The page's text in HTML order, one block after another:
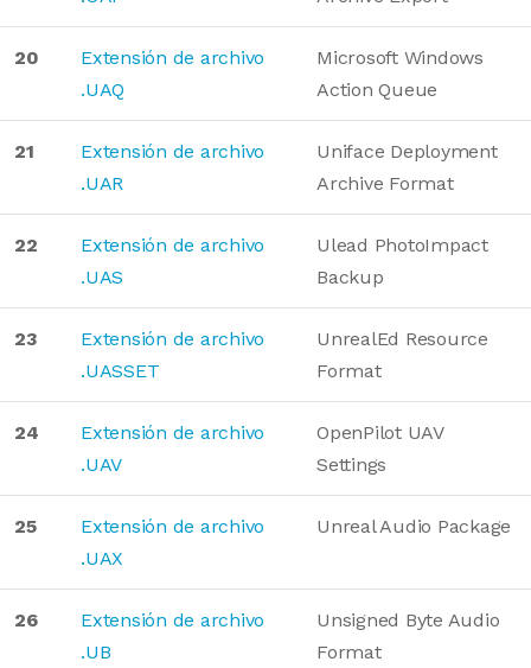
20
Extensión de archivo
.UAQ
Microsoft Windows
Action Queue
21
Extensión de archivo
.UAR
Uniface Deployment
Archive Format
22
Extensión de archivo
.UAS
Ulead PhotoImpact
Backup
23
Extensión de archivo
.UASSET
UnrealEd Resource
Format
24
Extensión de archivo
.UAV
OpenPilot UAV
Settings
25
Extensión de archivo
.UAX
Unreal Audio Package
26
Extensión de archivo
.UB
Unsigned Byte Audio
Format